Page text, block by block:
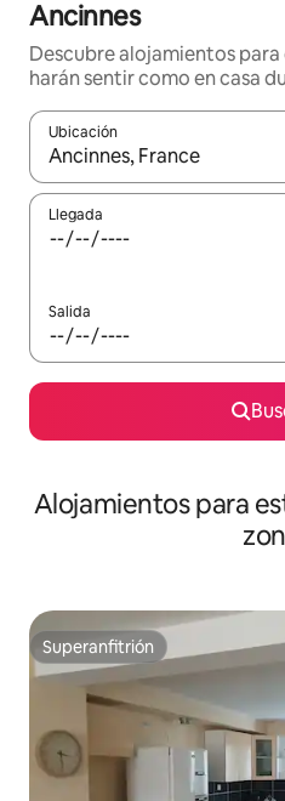
Ancinnes
Descubre alojamientos
harán sentir como en casa
Ubicación
Cuando los resultados estén
Llegada
Salida
Alojamientos para
Superanfitrión
Superanfitrión